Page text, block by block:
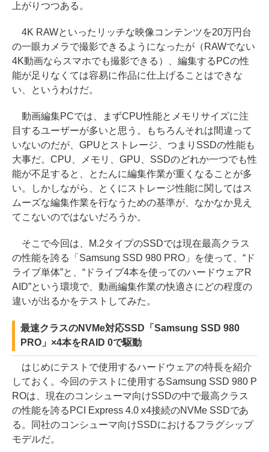
上がりつつある。
4K RAWといったリッチな映像コンテンツを20万円台
の一眼カメラで撮影できるようになったが（RAWでない
4K動画ならスマホでも撮影できる）、編集するPCの性
能が足りなくては容易に作品に仕上げることはできな
い、というわけだ。
動画編集PCでは、まずCPU性能とメモリサイズに注
目するユーザーが多いと思う。もちろんそれは間違って
いないのだが、GPUとストレージ、つまりSSDの性能も
大事だ。CPU、メモリ、GPU、SSDのどれか一つでも性
能が不足すると、とたんに編集作業が重くなることが多
い。しかしながら、とくにストレージ性能に関してはス
ムーズな編集作業を行なうための基準が、なかなか見え
てこないのではないだろうか。
そこで今回は、M.2タイプのSSDでは現在最高クラス
の性能を誇る「Samsung SSD 980 PRO」を使って、“ド
ライブ単体”と、“ドライブ4本を使ってのハードウェアR
AID”という環境で、動画編集作業の快適さにどの程度の
違いが出るかをテストしてみた。
最速クラスのNVMe対応SSD「Samsung SSD 980
PRO」×4本をRAID 0で駆動
はじめにテストで使用するハードウェアの特長を紹介
しておく。今回のテストに使用するSamsung SSD 980 P
ROは、現在のコンシューマ向けSSDの中で最高クラス
の性能を誇るPCI Express 4.0 x4接続のNVMe SSDであ
る。同社のコンシューマ向けSSDにおけるフラグシップ
モデルだ。